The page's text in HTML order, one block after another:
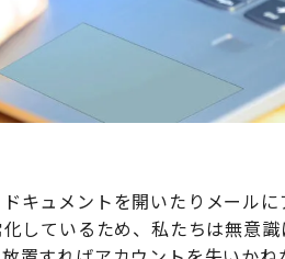
キュメントを開いたりメール
化しているため、私たちは無意